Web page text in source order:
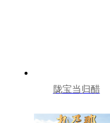
陇宝当归醋